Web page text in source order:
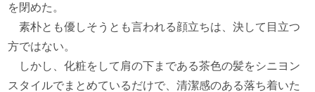
を閉めた。
素朴とも優しそうとも言われる顔立ちは、決して目立つ
方ではない。
しかし、化粧をして肩の下まである茶色の髪をシニヨン
スタイルでまとめているだけで、清潔感のある落ち着いた